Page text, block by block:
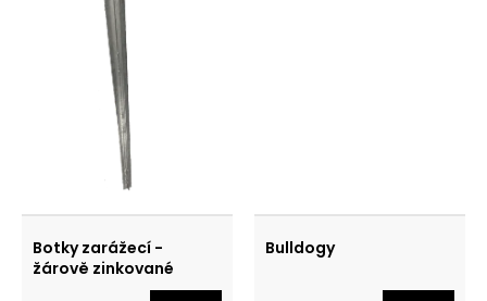
Botky zarážecí -
žárově zinkované
Bulldogy